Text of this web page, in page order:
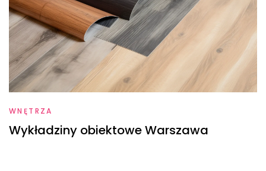
WNĘTRZA
Wykładziny obiektowe Warszawa